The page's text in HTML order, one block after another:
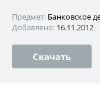
Предмет: Банковское
Добавлено: 16.11.2012
Скачать